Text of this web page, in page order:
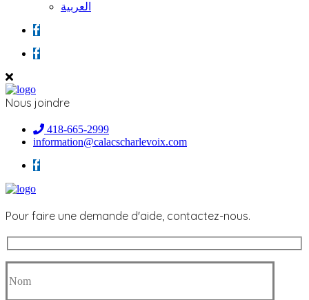
العربية
Nous joindre
418-665-2999
information@calacscharlevoix.com
Pour faire une demande d'aide, contactez-nous.